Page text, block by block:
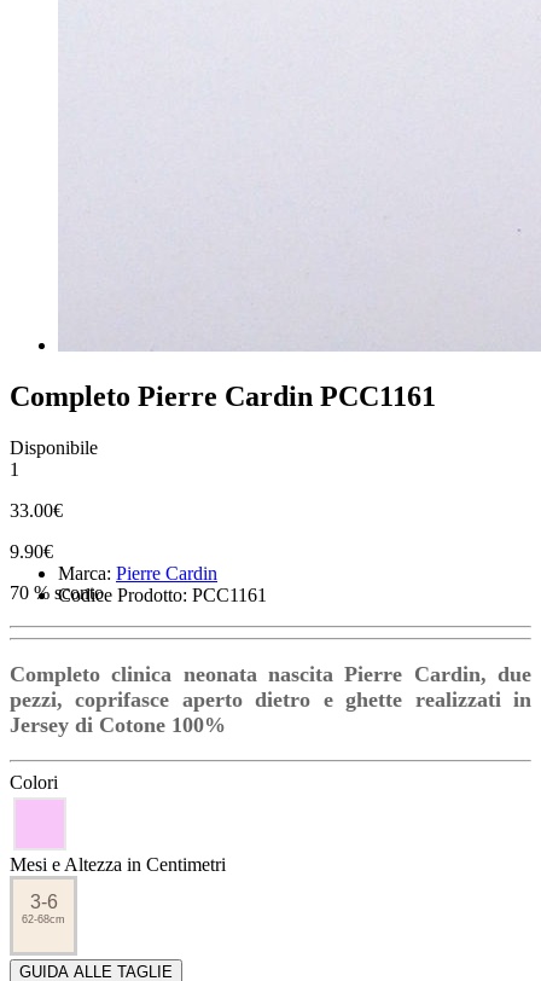
Completo Pierre Cardin PCC1161
Disponibile
1
33.00€
9.90€
70 % sconto
Marca: Pierre Cardin
Codice Prodotto: PCC1161
Completo clinica neonata nascita Pierre Cardin, due
pezzi, coprifasce aperto dietro e ghette realizzati in
Jersey di Cotone 100%
Colori
Mesi e Altezza in Centimetri
3-6
62-68cm
GUIDA ALLE TAGLIE